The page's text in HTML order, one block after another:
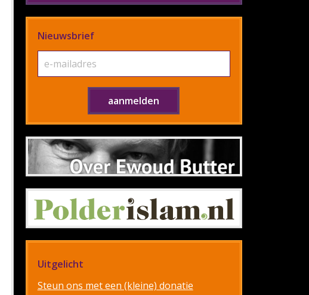
Nieuwsbrief
Uitgelicht
Steun ons met een (kleine) donatie